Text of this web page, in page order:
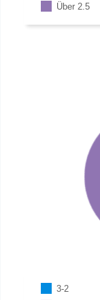
Über 2.5
3-2